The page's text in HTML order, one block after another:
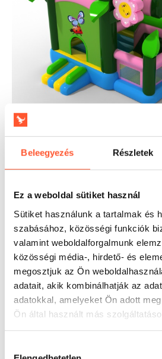
Beleegyezés Részletek
Ez a weboldal sütiket használ
Sütiket használunk a tartalmak és
szabásához, közösségi funkciók
valamint weboldalforgalmunk
közösségi média-, hirdető- és
megosztjuk az Ön
adatait, akik kombinálhatják az
adatokkal, amelyeket Ön adott
Ön által használt más
Kinek ajánlott?
A modell elsősorban olyan
év feletti gyerekeket szolgálnak ki,
ismétlődő megrendelésekhez
működik hétvégi, rendezvényes és
bérbeadásban, mert a motívumot a
széles körben elfogadják. A
megfelelés támogatja az iskolák,
művelődési házak számára
éves garancia pedig nagyobb
üzemeltetési költségek